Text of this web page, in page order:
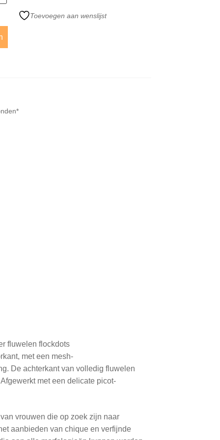
Toevoegen aan wenslijst
fluwelen flockdots
met een mesh-
De achterkant van volledig fluwelen
met een delicate picot-
vrouwen die op zoek zijn naar
aanbieden van chique en verfijnde